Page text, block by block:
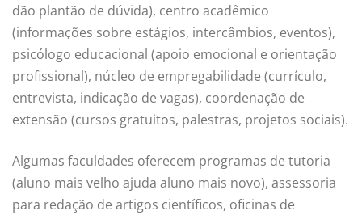
dão plantão de dúvida), centro acadêmico
(informações sobre estágios, intercâmbios, eventos),
psicólogo educacional (apoio emocional e orientação
profissional), núcleo de empregabilidade (currículo,
entrevista, indicação de vagas), coordenação de
extensão (cursos gratuitos, palestras, projetos sociais).
Algumas faculdades oferecem programas de tutoria
(aluno mais velho ajuda aluno mais novo), assessoria
para redação de artigos científicos, oficinas de